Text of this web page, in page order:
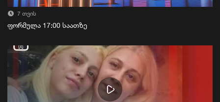
7 თვის
ფორმულა 17:00 საათზე